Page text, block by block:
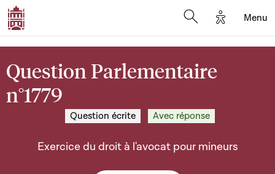
Options
Menu
Question Parlementaire
n°1779
Question écrite Avec réponse
Exercice du droit à l'avocat pour mineurs